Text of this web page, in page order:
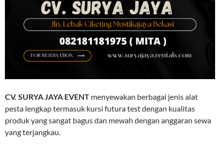
CV. SURYA JAYA EVENT menyewakan berbagai jenis alat
pesta lengkap termasuk kursi futura test dengan kualitas
produk yang sangat bagus dan mewah dengan anggaran sewa
yang terjangkau.